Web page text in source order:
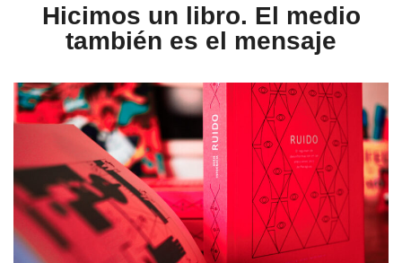
Hicimos un libro. El medio
también es el mensaje